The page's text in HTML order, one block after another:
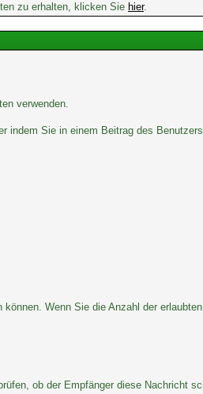
zu erhalten, klicken Sie hier.
verwenden.
indem Sie in einem Beitrag des
Wenn Sie die Anzahl der
ob der Empfänger diese Nachricht